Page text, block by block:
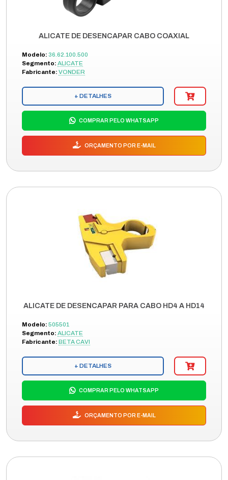
ALICATE DE DESENCAPAR CABO COAXIAL
Modelo: 36.62.100.500
Segmento: ALICATE
Fabricante: VONDER
+ DETALHES
COMPRAR PELO WHATSAPP
ORÇAMENTO POR E-MAIL
ALICATE DE DESENCAPAR PARA CABO HD4 A HD14
Modelo: 505501
Segmento: ALICATE
Fabricante: BETA CAVI
+ DETALHES
COMPRAR PELO WHATSAPP
ORÇAMENTO POR E-MAIL